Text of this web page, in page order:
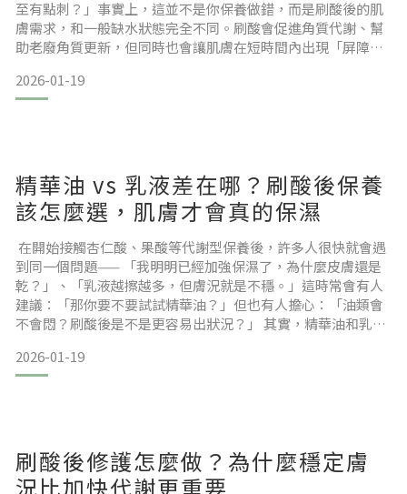
至有點刺？」事實上，這並不是你保養做錯，而是刷酸後的肌
膚需求，和一般缺水狀態完全不同。刷酸會促進角質代謝、幫
助老廢角質更新，但同時也會讓肌膚在短時間內出現「屏障暫
與鎖水，反而更容易讓水分快速蒸發，導致乾燥、泛紅、反覆
不穩。也因此越來越多皮膚科醫師與保養專家都會提醒：刷酸
2026-01-19
精華油 vs 乳液差在哪？刷酸後保養
該怎麼選，肌膚才會真的保濕
在開始接觸杏仁酸、果酸等代謝型保養後，許多人很快就會遇
到同一個問題—— 「我明明已經加強保濕了，為什麼皮膚還是
乾？」、「乳液越擦越多，但膚況就是不穩。」這時常會有人
建議：「那你要不要試試精華油？」但也有人擔心：「油類會
不會悶？刷酸後是不是更容易出狀況？」 其實，精華油和乳液
後常見變化，以及保養實務角度，帶你釐清「精華油 vs 乳液」
的真正差異，幫助你在刷酸後做出更適合的選擇，讓膚況穩定
2026-01-19
刷酸後修護怎麼做？為什麼穩定膚
況比加快代謝更重要